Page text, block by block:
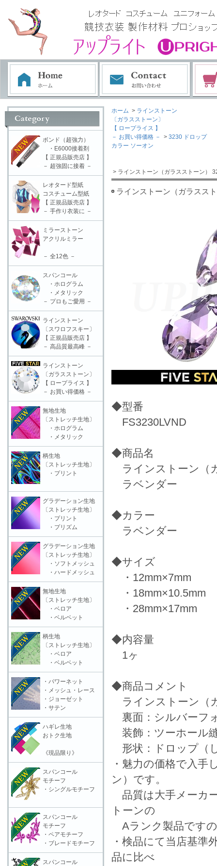
ホーム > ラインストーン
〔ガラスストーン〕
【 ロープライス 】
－ お買い得価格 －
> 3230 ドロップ
カラー ソーオン
> ラインストーン（ガラスストーン）
ラインストーン（ガラスス
◆型番
FS3230LVND
◆商品名
ラインストーン（
ラベンダー
◆カラー
ラベンダー
◆サイズ
・12mm×7mm
・18mm×10.5mm
・28mm×17mm
◆内容量
1ヶ
◆商品コメント
ラインストーン（
裏面：シルバーフ
装飾：ツーホール
形状：ドロップ（
・魅力の価格で入
ン）です。
品質は大手メーカ
トーンの
Aランク製品です
・検品にて当店基準
品に比べ
ボンド（超強力）
・E6000接着剤
【 正規品販売店 】
－ 超強固に接着 －
レオタード型紙
コスチューム型紙
【 正規品販売店 】
－ 手作り衣装に －
ミラーストーン
アクリルミラー
－ 全12色 －
スパンコール
・ホログラム
・メタリック
－ プロもご愛用 －
ラインストーン
〔スワロフスキー〕
【 正規品販売店 】
－ 高品質最高峰 －
ラインストーン
〔ガラスストーン〕
【 ロープライス 】
－ お買い得価格 －
無地生地
〔ストレッチ生地〕
・ホログラム
・メタリック
柄生地
〔ストレッチ生地〕
・プリント
グラデーション生地
〔ストレッチ生地〕
・プリント
・プリズム
グラデーション生地
〔ストレッチ生地〕
・ソフトメッシュ
・ハードメッシュ
無地生地
〔ストレッチ生地〕
・ベロア
・ベルベット
柄生地
〔ストレッチ生地〕
・ベロア
・ベルベット
・パワーネット
・メッシュ・レース
・ジョーゼット
・サテン
ハギレ生地
おトク生地
《現品限り》
スパンコール
モチーフ
・シングルモチーフ
スパンコール
モチーフ
・ペアモチーフ
・ブレードモチーフ
スパンコール